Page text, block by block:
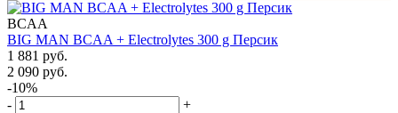
BCAA
BIG MAN BCAA + Electrolytes 300 g Персик
1 881 руб.
2 090 руб.
-10%
-
+